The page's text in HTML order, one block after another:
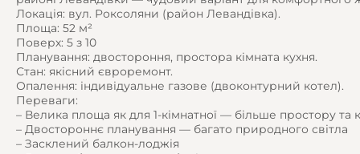
Локація: вул. Роксоляни (район Левандівка).
Площа: 52 м²
Поверх: 5 з 10
Планування: двостороння, простора кімната кухня.
Стан: якісний євроремонт.
Опалення: індивідуальне газове (двоконтурний котел).
Переваги:
– Велика площа як для 1-кімнатної — більше простору та
– Двостороннє планування — багато природного світла
– Засклений балкон-лоджія